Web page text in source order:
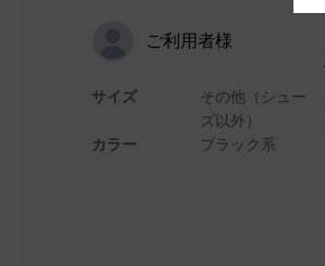
ご利用者様
サイズ
カラー
その他（シュー
ズ以外）
ブラック系